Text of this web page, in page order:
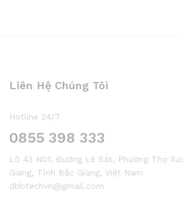
Liên Hệ Chúng Tôi
Hotline 24/7
0855 398 333
Lô 43 N01, Đường Lê Sát, Phường Thọ
Giang, Tỉnh Bắc Giang, Việt Nam
dbbtechvn@gmail.com